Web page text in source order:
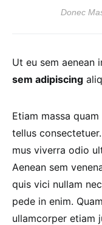
Donec
Ut eu sem aenean
sem adipiscing
Etiam massa
tellus
mus viverra odio
Aenean sem
quis vici nullam
pede in enim.
ullamcorper etiam